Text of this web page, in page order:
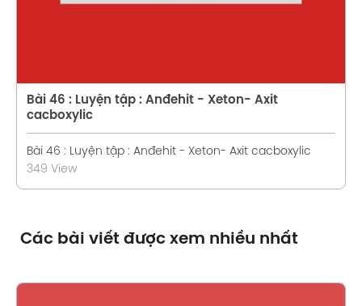
Bài 46 : Luyện tập : Anđehit - Xeton- Axit
cacboxylic
Bài 46 : Luyện tập : Anđehit - Xeton- Axit cacboxylic
349 View
Các bài viết được xem nhiều nhất